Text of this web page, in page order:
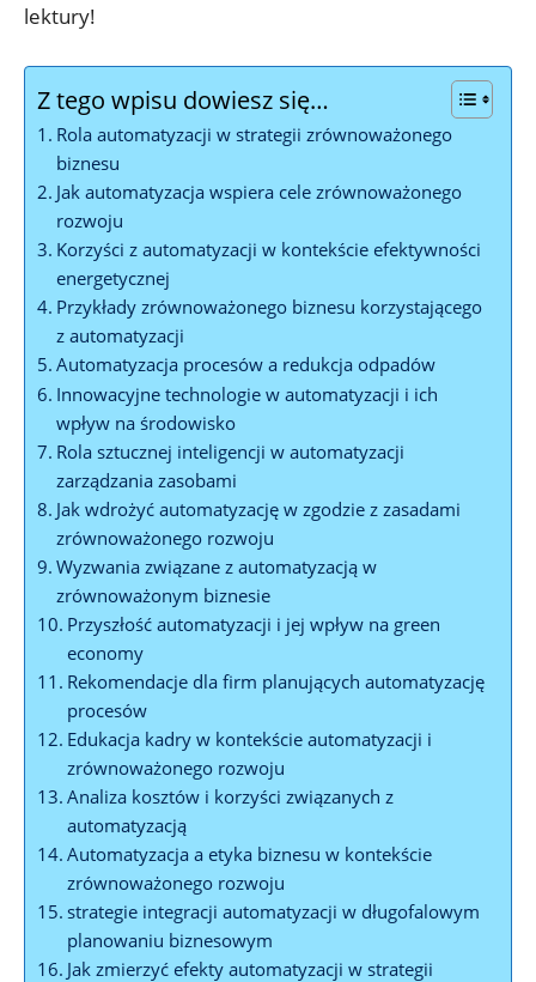
lektury!
Z tego wpisu dowiesz się…
Rola automatyzacji w strategii zrównoważonego
biznesu
Jak automatyzacja wspiera cele zrównoważonego
rozwoju
Korzyści z automatyzacji w kontekście efektywności
energetycznej
Przykłady zrównoważonego biznesu korzystającego
z automatyzacji
Automatyzacja procesów a redukcja odpadów
Innowacyjne technologie w automatyzacji i ich
wpływ na środowisko
Rola sztucznej inteligencji w automatyzacji
zarządzania zasobami
Jak wdrożyć automatyzację w zgodzie z zasadami
zrównoważonego rozwoju
Wyzwania związane z automatyzacją w
zrównoważonym biznesie
Przyszłość automatyzacji i jej wpływ na green
economy
Rekomendacje dla firm planujących automatyzację
procesów
Edukacja kadry w kontekście automatyzacji i
zrównoważonego rozwoju
Analiza kosztów i korzyści związanych z
automatyzacją
Automatyzacja a etyka biznesu w kontekście
zrównoważonego rozwoju
strategie integracji automatyzacji w długofalowym
planowaniu biznesowym
Jak zmierzyć efekty automatyzacji w strategii